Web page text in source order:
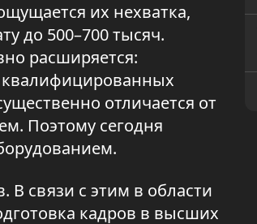
их нехватка,
до 500–700 тысяч.
расширяется:
квалифицированных
отличается от
Поэтому сегодня
В связи с этим в области
кадров в высших